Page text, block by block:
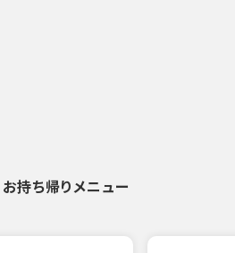
お持ち帰りメニュー